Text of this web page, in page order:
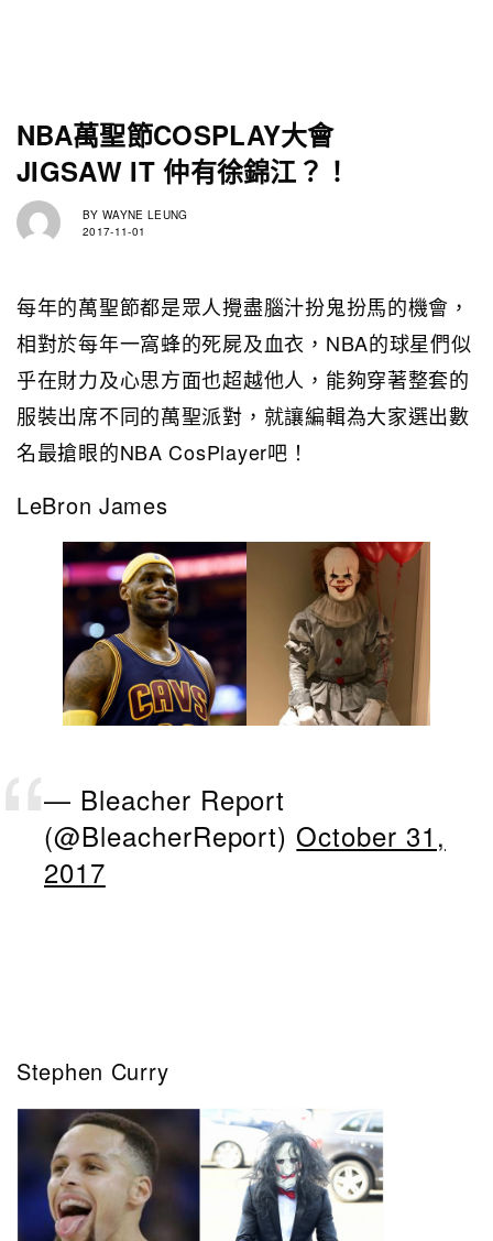
NBA萬聖節COSPLAY大會
JIGSAW IT 仲有徐錦江？！
BY WAYNE LEUNG
2017-11-01
每年的萬聖節都是眾人攪盡腦汁扮鬼扮馬的機會，
相對於每年一窩蜂的死屍及血衣，NBA的球星們似
乎在財力及心思方面也超越他人，能夠穿著整套的
服裝出席不同的萬聖派對，就讓編輯為大家選出數
名最搶眼的NBA CosPlayer吧！
LeBron James
— Bleacher Report
(@BleacherReport) October 31,
2017
Stephen Curry